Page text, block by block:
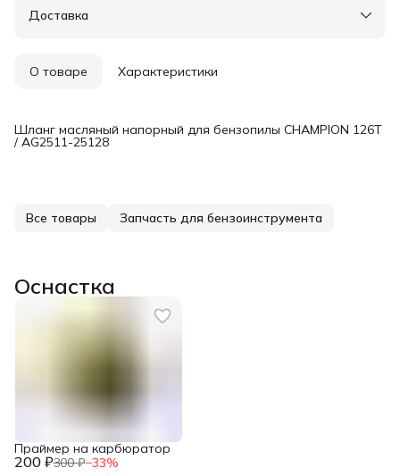
Удобный возврат
Доставка
О товаре Характеристики
Шланг масляный напорный для бензопилы CHAMPION 126T
/ AG2511-25128
Все товары Запчасть для бензоинструмента
Оснастка
200 ₽300 ₽−33%
Праймер на карбюратор